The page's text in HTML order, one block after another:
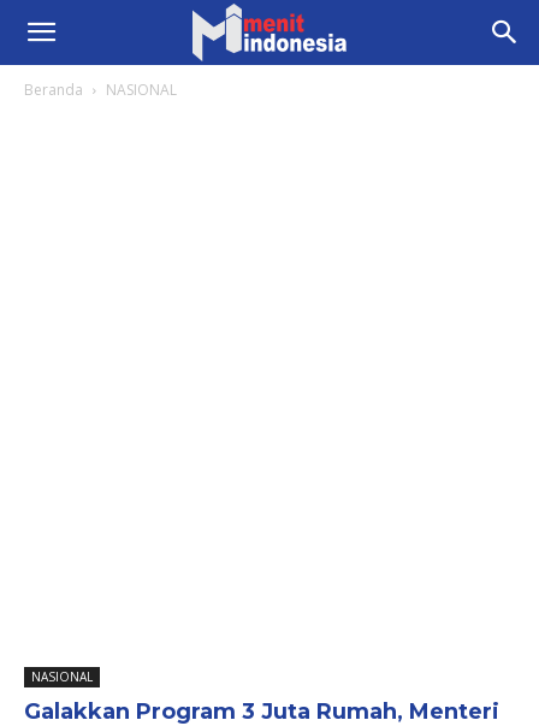
Beranda NASIONAL
NASIONAL
Galakkan Program 3 Juta Rumah, Menteri